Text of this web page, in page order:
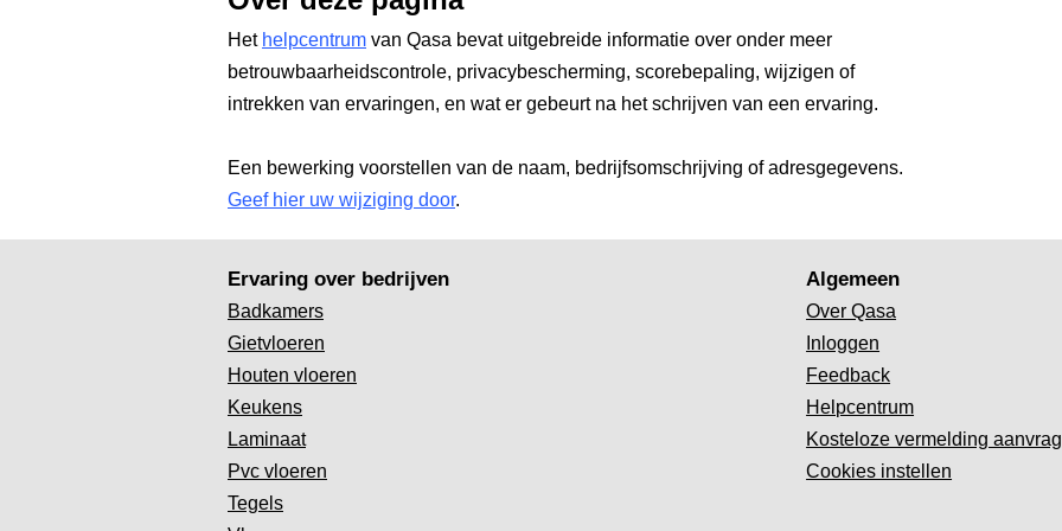
Het helpcentrum van Qasa bevat uitgebreide informatie over onder meer
betrouwbaarheidscontrole, privacybescherming, scorebepaling, wijzigen of
intrekken van ervaringen, en wat er gebeurt na het schrijven van een ervaring.
Een bewerking voorstellen van de naam, bedrijfsomschrijving of adresgegevens.
Geef hier uw wijziging door.
Ervaring over bedrijven
Badkamers
Gietvloeren
Houten vloeren
Keukens
Laminaat
Pvc vloeren
Tegels
Algemeen
Over Qasa
Inloggen
Feedback
Helpcentrum
Kosteloze vermelding
Cookies instellen